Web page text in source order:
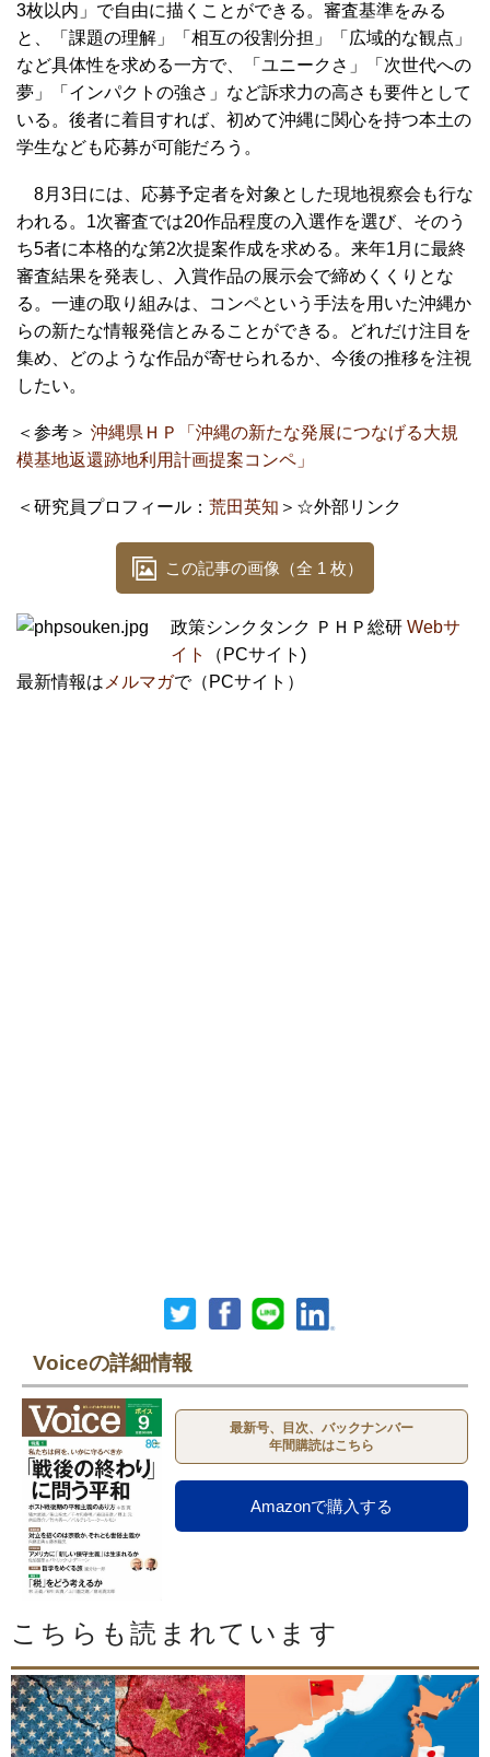
3枚以内」で自由に描くことができる。審査基準をみる
と、「課題の理解」「相互の役割分担」「広域的な観点」
など具体性を求める一方で、「ユニークさ」「次世代への
夢」「インパクトの強さ」など訴求力の高さも要件として
いる。後者に着目すれば、初めて沖縄に関心を持つ本土の
学生なども応募が可能だろう。
8月3日には、応募予定者を対象とした現地視察会も行な
われる。1次審査では20作品程度の入選作を選び、そのう
ち5者に本格的な第2次提案作成を求める。来年1月に最終
審査結果を発表し、入賞作品の展示会で締めくくりとな
る。一連の取り組みは、コンペという手法を用いた沖縄か
らの新たな情報発信とみることができる。どれだけ注目を
集め、どのような作品が寄せられるか、今後の推移を注視
したい。
＜参考＞ 沖縄県ＨＰ「沖縄の新たな発展につなげる大規
模基地返還跡地利用計画提案コンペ」
＜研究員プロフィール： 荒田英知 ＞☆外部リンク
この記事の画像（全 1 枚）
政策シンクタンク ＰＨＰ総研Webサ
イト
（PCサイト)
最新情報は メルマガで（PCサイト）
Voiceの詳細情報
最新号、目次、バックナンバー
年間購読はこちら
Amazonで購入する
こちらも読まれています